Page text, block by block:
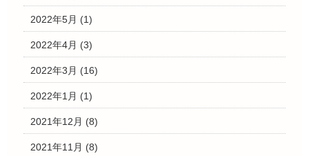
2022年5月 (1)
2022年4月 (3)
2022年3月 (16)
2022年1月 (1)
2021年12月 (8)
2021年11月 (8)